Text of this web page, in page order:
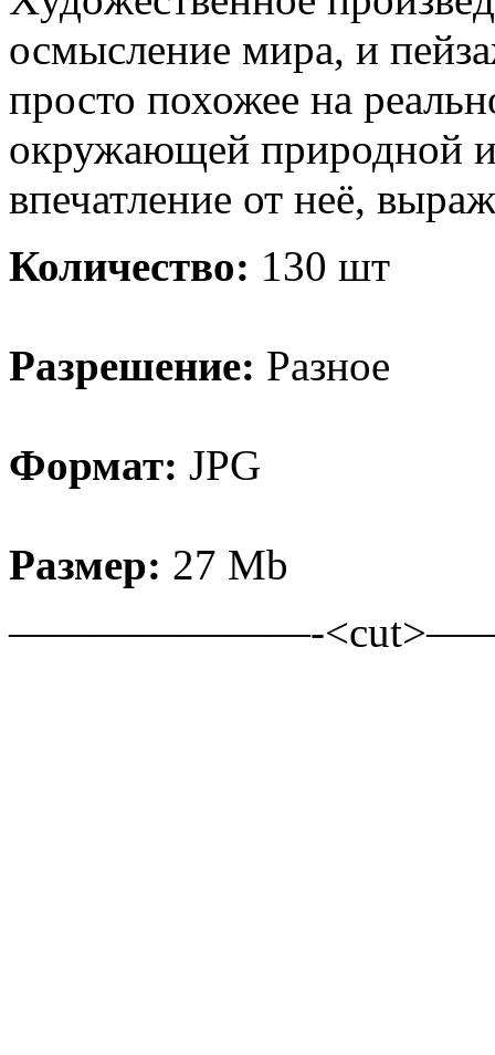
осмысление мира, и
просто похожее на
окружающей природной
впечатление от неё,
Количество: 130 шт
Разрешение: Разное
Формат: JPG
Размер: 27 Mb
———————-